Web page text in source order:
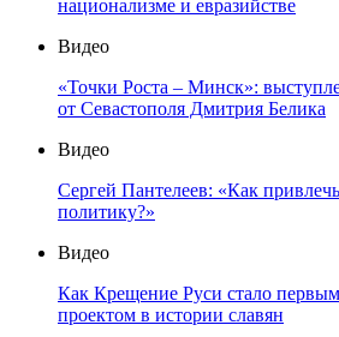
национализме и евразийстве
Видео
«Точки Роста – Минск»:
от Севастополя Дмитрия Белика
Видео
Сергей Пантелеев: «Как
политику?»
Видео
Как Крещение Руси стало
проектом в истории славян